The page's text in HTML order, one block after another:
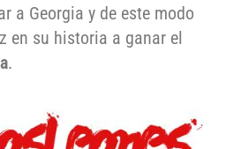
a Georgia y de este modo
en su historia a ganar el
.